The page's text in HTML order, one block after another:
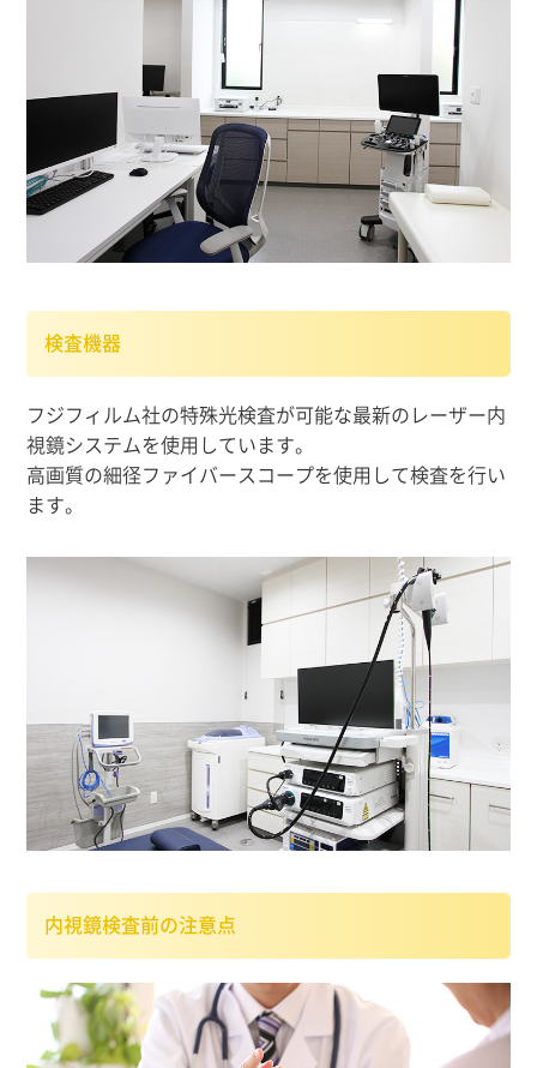
検査機器
フジフィルム社の特殊光検査が可能な最新のレーザー内
視鏡システムを使用しています。
高画質の細径ファイバースコープを使用して検査を行い
ます。
内視鏡検査前の注意点